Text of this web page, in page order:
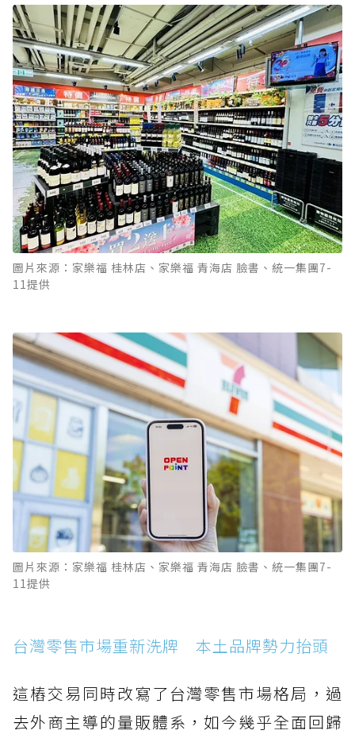
圖片來源：家樂福 桂林店、家樂福 青海店 臉書、統一集團7-
11提供
圖片來源：家樂福 桂林店、家樂福 青海店 臉書、統一集團7-
11提供
台灣零售市場重新洗牌 本土品牌勢力抬頭
這樁交易同時改寫了台灣零售市場格局，過
去外商主導的量販體系，如今幾乎全面回歸